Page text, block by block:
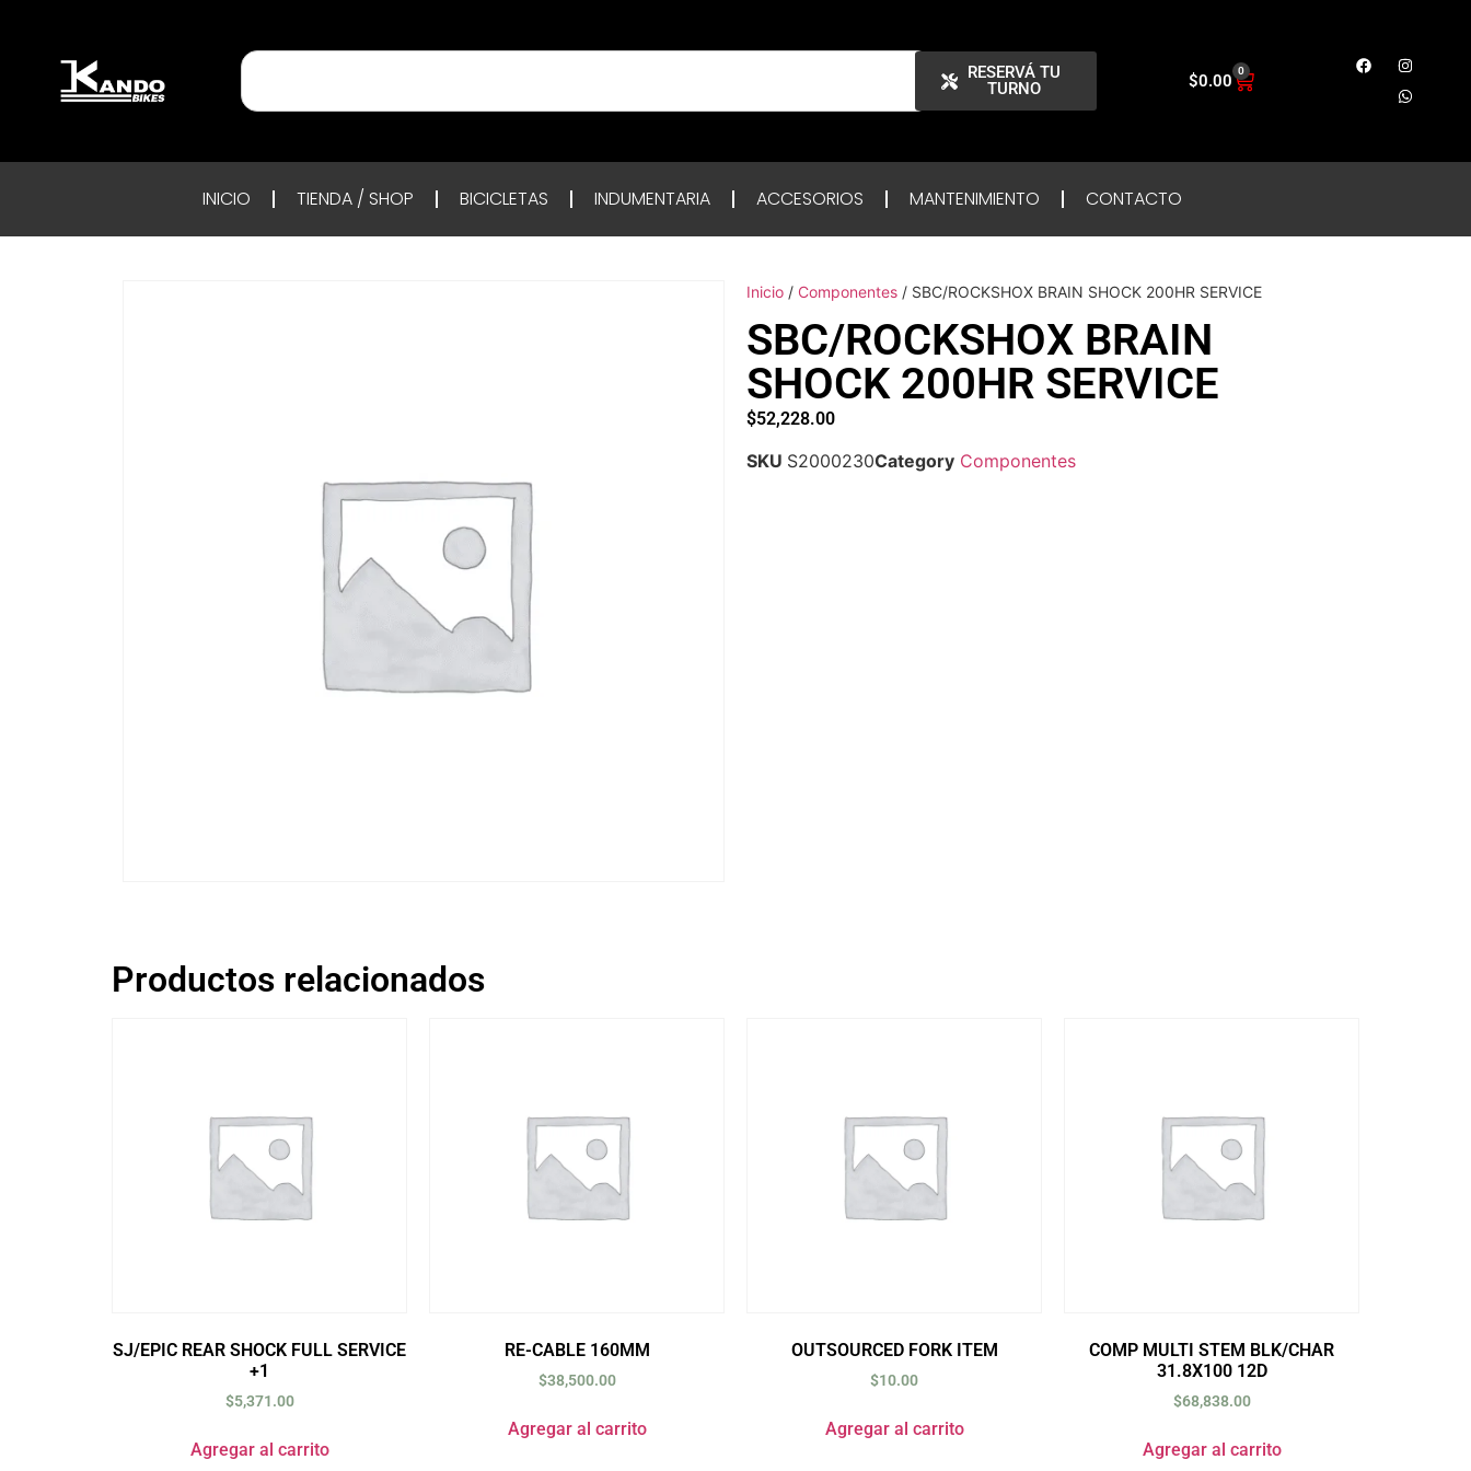
RESERVÁ TU
TURNO
$0.00 0
INICIO TIENDA / SHOP BICICLETAS INDUMENTARIA ACCESORIOS MANTENIMIENTO CONTACTO
Inicio / Componentes / SBC/ROCKSHOX BRAIN SHOCK 200HR SERVICE
SBC/ROCKSHOX BRAIN
SHOCK 200HR SERVICE
$52,228.00
SKU S2000230Category Componentes
Productos relacionados
SJ/EPIC REAR SHOCK FULL SERVICE
+1
$5,371.00
Agregar al carrito
RE-CABLE 160MM
$38,500.00
Agregar al carrito
OUTSOURCED FORK ITEM
$10.00
Agregar al carrito
COMP MULTI STEM BLK/CHAR
31.8X100 12D
$68,838.00
Agregar al carrito